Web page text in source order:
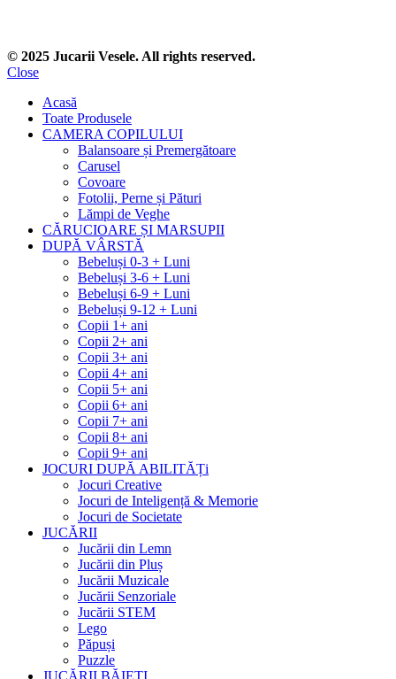
© 2025 Jucarii Vesele. All rights reserved.
Close
Acasă
Toate Produsele
CAMERA COPILULUI
Balansoare și Premergătoare
Carusel
Covoare
Fotolii, Perne și Pături
Lămpi de Veghe
CĂRUCIOARE ȘI MARSUPII
DUPĂ VÂRSTĂ
Bebeluși 0-3 + Luni
Bebeluși 3-6 + Luni
Bebeluși 6-9 + Luni
Bebeluși 9-12 + Luni
Copii 1+ ani
Copii 2+ ani
Copii 3+ ani
Copii 4+ ani
Copii 5+ ani
Copii 6+ ani
Copii 7+ ani
Copii 8+ ani
Copii 9+ ani
JOCURI DUPĂ ABILITĂȚi
Jocuri Creative
Jocuri de Inteligență & Memorie
Jocuri de Societate
JUCĂRII
Jucării din Lemn
Jucării din Pluș
Jucării Muzicale
Jucării Senzoriale
Jucării STEM
Lego
Păpuși
Puzzle
JUCĂRII BĂIEȚI